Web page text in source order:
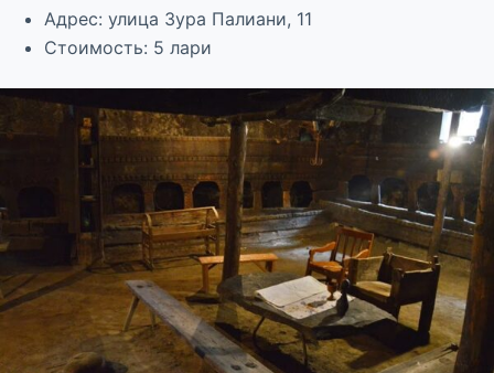
Адрес: улица Зура Палиани, 11
Стоимость: 5 лари